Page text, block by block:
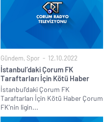
Gündem, Spor 12.10.2022
İstanbul’daki Çorum FK
Taraftarları İçin Kötü Haber
İstanbul’daki Çorum FK
Taraftarları İçin Kötü Haber Çorum
FK’nin ligin...